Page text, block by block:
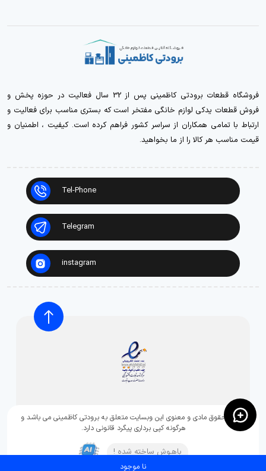
فروشگاه قطعات برودتی کاظمینی پس از 32 سال فعالیت در حوزه پخش و
فروش قطعات یدکی لوازم خانگی مفتخر است که بستری مناسب برای فعالیت و
ارتباط با تمامی همکاران از سراسر کشور فراهم کرده است. کیفیت ، اطمنیان و
قیمت مناسب هر کالا را از ما بخواهید.
Tel-Phone
Telegram
instagram
تمامی حقوق مادی و معنوی این وبسایت متعلق به برودتی کاظمینی می باشد و
هرگونه کپی برداری پیگرد قانونی دارد.
باهـوش ساخته شده !
نا موجود